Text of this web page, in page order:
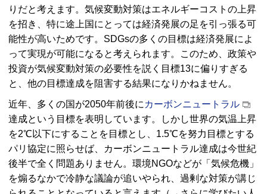
りだと考えます。気候変動対策はエネルギーコストの上昇
を招き、特に途上国にとっては経済発展の足を引っ張る可
能性が高いためです。SDGsの多くの目標は経済発展によ
って実現が可能になると考えられます。このため、政策や
投資が気候変動対策の必要性を説く目標13に偏りすぎる
と、他の目標達成を阻害する結果になりかねません。
近年、多くの国が2050年前後に カーボンニュートラル
達成という目標を表明しています。しかし世界の気温上昇
を2℃以下にすることを目標とし、1.5℃を努力目標とする
パリ協定に照らせば、カーボンニュートラル達成は今世紀
後半で全く問題ありません。環境NGOなどが「気候危機」
を煽るなかで冷静な議論が追いやられ、過剰な対策が講じ